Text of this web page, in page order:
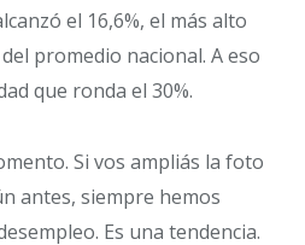
el 16,6%, el más alto
promedio nacional. A eso
que ronda el 30%.
Si vos ampliás la foto
antes, siempre hemos
Es una tendencia.